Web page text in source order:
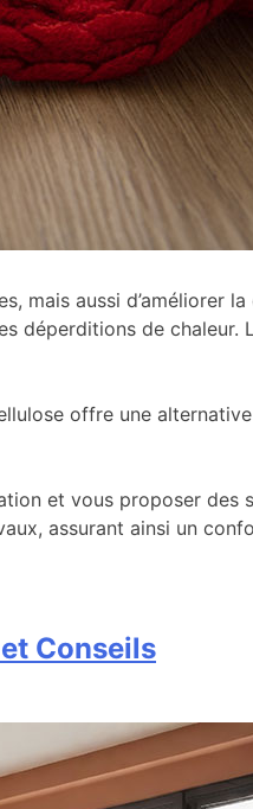
mais aussi d’améliorer
déperditions de
offre une
et vous proposer des
assurant ainsi un
Conseils